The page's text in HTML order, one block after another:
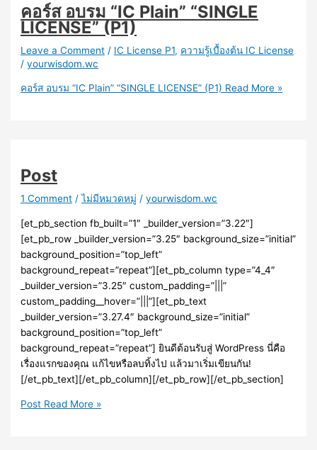
คอร์ส อบรม “IC Plain” “SINGLE
LICENSE” (P1)
Leave a Comment / IC License P1, ความรู้เบื้องต้น IC License
/yourwisdom.wc
คอร์ส อบรม “IC Plain” “SINGLE LICENSE” (P1) Read More »
Post
1 Comment /ไม่มีหมวดหมู่ /yourwisdom.wc
[et_pb_section fb_built=”1″ _builder_version=”3.22″]
[et_pb_row _builder_version=”3.25″ background_size=”initial”
background_position=”top_left”
background_repeat=”repeat”][et_pb_column type=”4_4″
_builder_version=”3.25″ custom_padding=”|||”
custom_padding__hover=”|||”][et_pb_text
_builder_version=”3.27.4″ background_size=”initial”
background_position=”top_left”
background_repeat=”repeat”] ยินดีต้อนรับสู่ WordPress นี่คือ
เรื่องแรกของคุณ แก้ไขหรือลบทิ้งไป แล้วมาเริ่มเขียนกัน!
[/et_pb_text][/et_pb_column][/et_pb_row][/et_pb_section]
Post Read More »